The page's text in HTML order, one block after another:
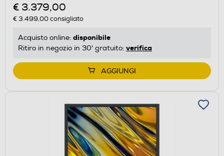
€ 3.379,00
€ 3.499,00consigliato
Acquisto online: disponibile
Ritiro in negozio in 30' gratuito: verifica
AGGIUNGI